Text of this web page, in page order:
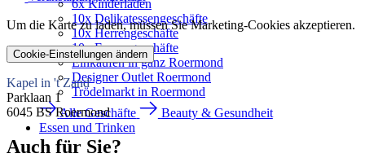
6x Kinderläden
10x Delikatessengeschäfte
10x Herrengeschäfte
10x Frauengeschäfte
Einkaufen in ganz Roermond
Designer Outlet Roermond
Trödelmarkt in Roermond
Alle Geschäfte
Beauty & Gesundheit
Essen und Trinken
Um die Karte zu laden, müssen Sie Marketing-Cookies akzeptieren.
Cookie-Einstellungen ändern
Kapel in 't Zand
Parklaan 1
6045 BS Roermond
Auch für Sie?